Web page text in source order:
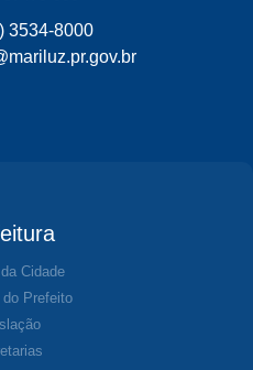
3534-8000
Cidade
Prefeito